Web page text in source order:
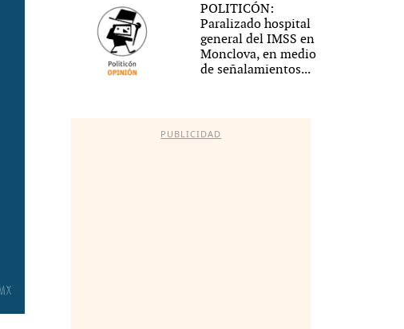
POLITICÓN:
Paralizado hospital
general del IMSS en
Monclova, en medio
de señalamientos...
PUBLICIDAD